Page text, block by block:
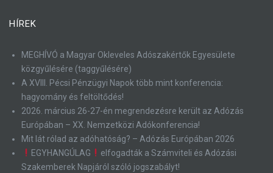
HÍREK
MEGHÍVÓ a Magyar Okleveles Adószakértők Egyesülete
közgyűlésére (taggyűlésére)
A XVIII. Pécsi Pénzügyi Napok több mint konferencia:
hagyomány és feltöltődés!
2026. március 26-27-én megrendezésre került az Adózás
Európában – XX. Nemzetközi Adókonferencia!
Mit lát rólad az adóhatóság? – Adózás Európában 2026
EGYHANGÚLAG
elfogadták a Számviteli és Adózási
Szakemberek Napjáról szóló jogszabályt!